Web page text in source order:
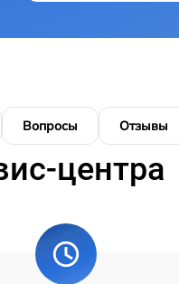
Вопросы Отзывы
центра